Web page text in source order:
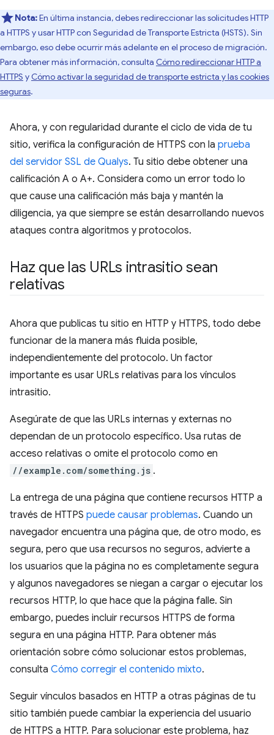
Nota:En última instancia, debes redireccionar las solicitudes HTTP
a HTTPS y usar HTTP con Seguridad de Transporte Estricta (HSTS). Sin
embargo, eso debe ocurrir más adelante en el proceso de migración.
Para obtener más información, consulta Cómo redireccionar HTTP a
HTTPS y Cómo activar la seguridad de transporte estricta y las cookies
seguras.
Ahora, y con regularidad durante el ciclo de vida de tu
sitio, verifica la configuración de HTTPS con la prueba
del servidor SSL de Qualys. Tu sitio debe obtener una
calificación A o A+. Considera como un error todo lo
que cause una calificación más baja y mantén la
diligencia, ya que siempre se están desarrollando nuevos
ataques contra algoritmos y protocolos.
Haz que las URLs intrasitio sean
relativas
Ahora que publicas tu sitio en HTTP y HTTPS, todo debe
funcionar de la manera más fluida posible,
independientemente del protocolo. Un factor
importante es usar URLs relativas para los vínculos
intrasitio.
Asegúrate de que las URLs internas y externas no
dependan de un protocolo específico. Usa rutas de
acceso relativas o omite el protocolo como en
//example.com/something.js .
La entrega de una página que contiene recursos HTTP a
través de HTTPS puede causar problemas. Cuando un
navegador encuentra una página que, de otro modo, es
segura, pero que usa recursos no seguros, advierte a
los usuarios que la página no es completamente segura
y algunos navegadores se niegan a cargar o ejecutar los
recursos HTTP, lo que hace que la página falle. Sin
embargo, puedes incluir recursos HTTPS de forma
segura en una página HTTP. Para obtener más
orientación sobre cómo solucionar estos problemas,
consulta Cómo corregir el contenido mixto.
Seguir vínculos basados en HTTP a otras páginas de tu
sitio también puede cambiar la experiencia del usuario
de HTTPS a HTTP. Para solucionar este problema, haz